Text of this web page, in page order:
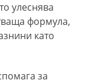
улеснява
формула,
като
за